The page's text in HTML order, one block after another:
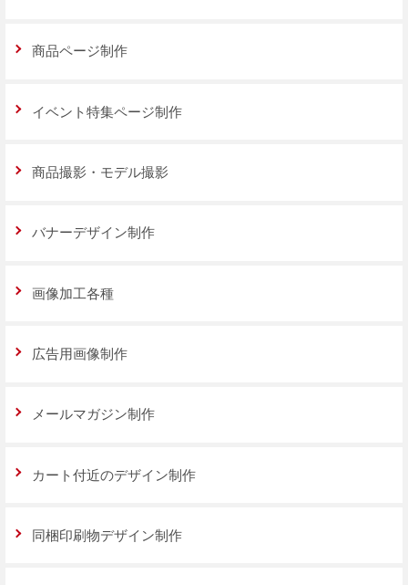
商品ページ制作
イベント特集ページ制作
商品撮影・モデル撮影
バナーデザイン制作
画像加工各種
広告用画像制作
メールマガジン制作
カート付近のデザイン制作
同梱印刷物デザイン制作